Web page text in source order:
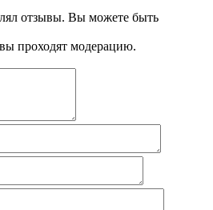
отзывы. Вы можете быть
проходят модерацию.